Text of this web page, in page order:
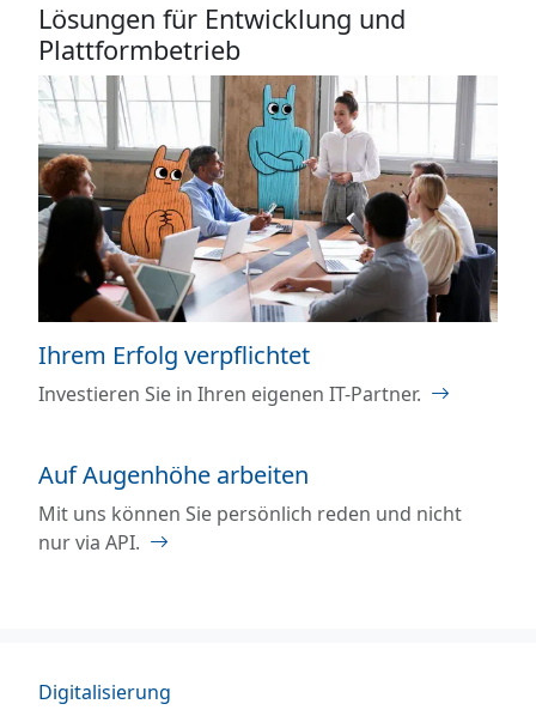
Lösungen für Entwicklung und
Plattformbetrieb
Ihrem Erfolg verpflichtet
Investieren Sie in Ihren eigenen IT-Partner.
Auf Augenhöhe arbeiten
Mit uns können Sie persönlich reden und nicht
nur via API.
Digitalisierung